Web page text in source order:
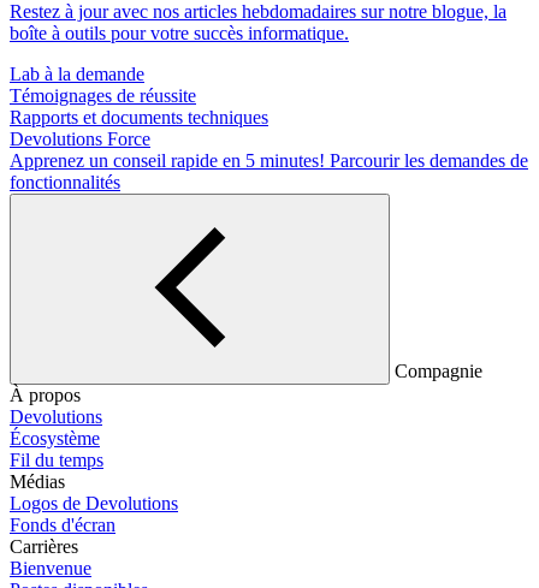
Restez à jour avec nos articles hebdomadaires sur notre blogue, la
boîte à outils pour votre succès informatique.
Lab à la demande
Témoignages de réussite
Rapports et documents techniques
Devolutions Force
Apprenez un conseil rapide en 5 minutes! Parcourir les demandes de
fonctionnalités
Compagnie
À propos
Devolutions
Écosystème
Fil du temps
Médias
Logos de Devolutions
Fonds d'écran
Carrières
Bienvenue